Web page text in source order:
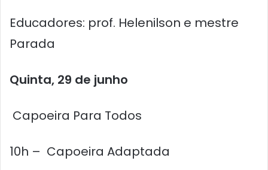
Educadores: prof. Helenilson e mestre
Parada
Quinta, 29 de junho
Capoeira Para Todos
10h – Capoeira Adaptada